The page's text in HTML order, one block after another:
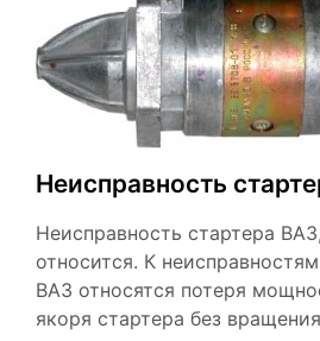
Неисправность
Неисправность стартера
относится. К
ВАЗ относятся потеря
якоря стартера без